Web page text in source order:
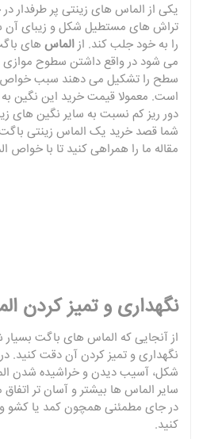
یکی از الماس های زینتی پر طرفدار
تراش های مستطیل شکل و زیبای آن
را به خود جلب کند. ازالماس های
سطح را تشکیل می دهند سبب خواص
است. معمولا قیمت خرید این نگین
دور ریز کم نسبت به سایر نگین های
شما قصد خرید یک الماس زینتی باگت
مقاله ما را همراهی کنید تا با خواص
نگهداری و تمیز کردن
از آنجایی که الماس های باگت بسیار
نگهداری و تمیز کردن آن دقت کنید.
شکل، آسیب دیدن و خراشیده شدن
سایر الماس ها بیشتر و آسان تر
در جای مطمئنی همچون کمد یا کشو
کنید.